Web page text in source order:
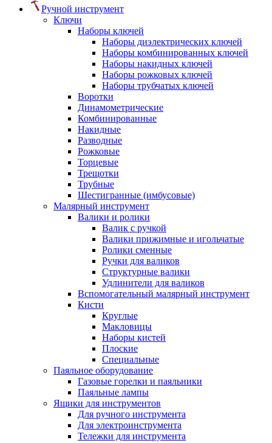
Ручной инструмент
Ключи
Наборы ключей
Наборы диэлектрических ключей
Наборы комбинированных ключей
Наборы накидных ключей
Наборы рожковых ключей
Наборы трубчатых ключей
Воротки
Динамометрические
Комбинированные
Накидные
Разводные
Рожковые
Торцевые
Трещотки
Трубные
Шестигранные (имбусовые)
Малярный инструмент
Валики и ролики
Валик с ручкой
Валики прижимные и игольчатые
Ролики сменные
Ручки для валиков
Структурные валики
Удлинители для валиков
Вспомогательный малярный инструмент
Кисти
Круглые
Макловицы
Наборы кистей
Плоские
Специальные
Паяльное оборудование
Газовые горелки и паяльники
Паяльные лампы
Ящики для инструментов
Для ручного инструмента
Для электроинструмента
Тележки для инструмента